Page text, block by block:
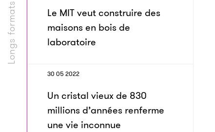
Longs formats
Le MIT veut construire des
maisons en bois de
laboratoire
30 05 2022
Un cristal vieux de 830
millions d’années renferme
une vie inconnue